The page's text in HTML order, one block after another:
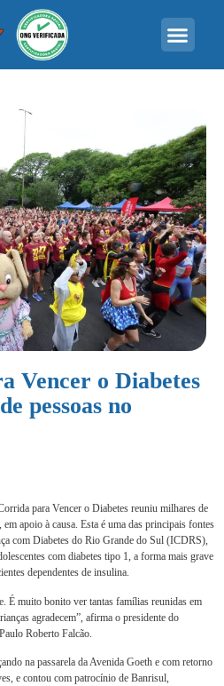
Vencer o Diabetes
pessoas no
para Vencer o Diabetes reuniu milhares de
apoio à causa. Esta é uma das principais fontes
com Diabetes do Rio Grande do Sul (ICDRS),
com diabetes tipo 1, a forma mais grave
dependentes de insulina.
É muito bonito ver tantas famílias reunidas em
agradecem”, afirma o presidente do
Roberto Falcão.
na passarela da Avenida Goeth e com retorno
e contou com patrocínio de Banrisul,